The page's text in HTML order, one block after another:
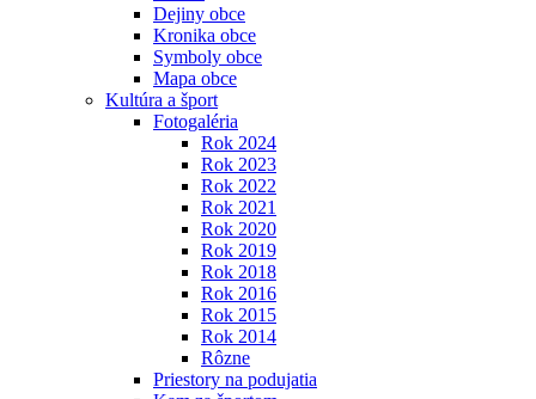
Dejiny obce
Kronika obce
Symboly obce
Mapa obce
Kultúra a šport
Fotogaléria
Rok 2024
Rok 2023
Rok 2022
Rok 2021
Rok 2020
Rok 2019
Rok 2018
Rok 2016
Rok 2015
Rok 2014
Rôzne
Priestory na podujatia